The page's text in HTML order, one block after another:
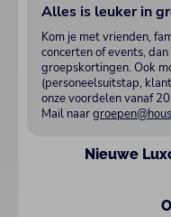
Alles is leuker in
Kom je met vrienden,
concerten of events,
groepskortingen. Ook
(personeelsuitstap,
onze voordelen vanaf
Mail naar
Nieuwe